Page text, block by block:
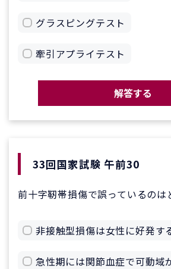
グラスピングテスト
牽引アプライテスト
解答する
33回国家試験 午前30
前十字靭帯損傷で誤っているのは
非接触型損傷は女性に好発す
急性期には関節血症で可動域